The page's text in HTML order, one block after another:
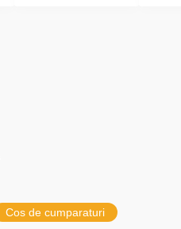
Cos de cumparaturi